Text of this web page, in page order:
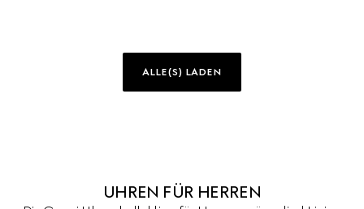
ALLE(S) LADEN
UHREN FÜR HERREN